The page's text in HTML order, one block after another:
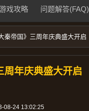
游戏攻略 问题解答(FAQ)
大秦帝国》三周年庆典盛大开启
周年庆典盛大开启
08-24 13:02:25